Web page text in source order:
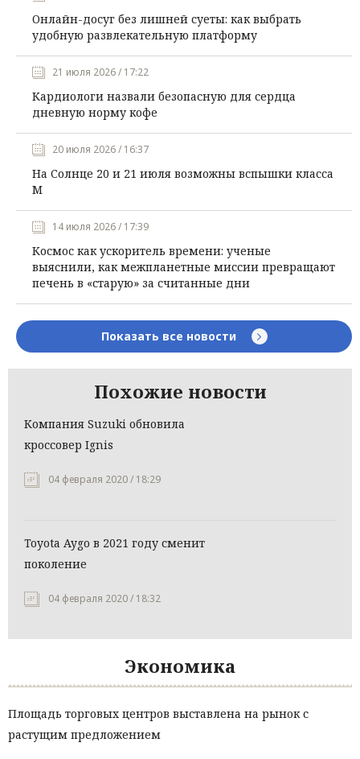
Онлайн-досуг без лишней суеты: как выбрать
удобную развлекательную платформу
21 июля 2026 / 17:22
Кардиологи назвали безопасную для сердца
дневную норму кофе
20 июля 2026 / 16:37
На Солнце 20 и 21 июля возможны вспышки класса
М
14 июля 2026 / 17:39
Космос как ускоритель времени: ученые
выяснили, как межпланетные миссии превращают
печень в «старую» за считанные дни
Показать все новости
Похожие новости
Компания Suzuki обновила
кроссовер Ignis
04 февраля 2020 / 18:29
Toyota Aygo в 2021 году сменит
поколение
04 февраля 2020 / 18:32
Экономика
Площадь торговых центров выставлена на рынок с
растущим предложением